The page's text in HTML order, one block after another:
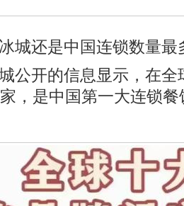
城还是中国连锁数量最
公开的信息显示，在
，是中国第一大连锁